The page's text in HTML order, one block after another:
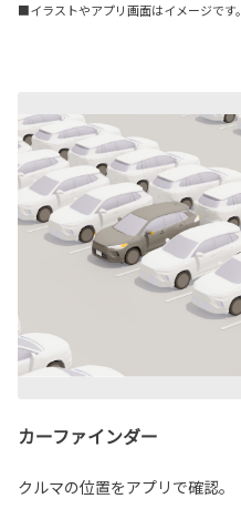
■イラストやアプリ画面はイメージです。
カーファインダー
クルマの位置をアプリで確認。